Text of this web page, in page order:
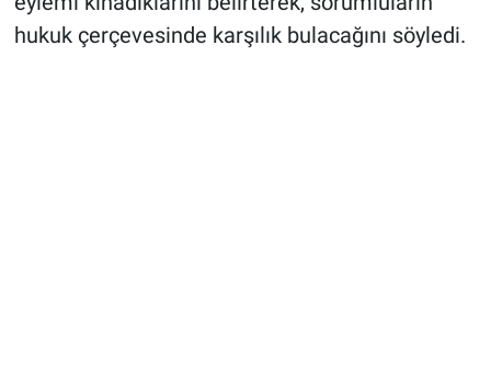
hukuk çerçevesinde karşılık bulacağını söyledi.